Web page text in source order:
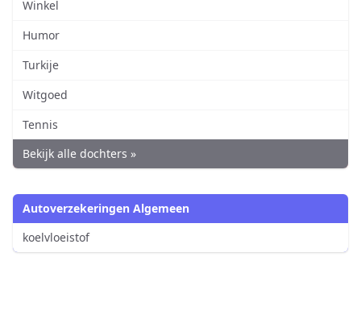
Winkel
Humor
Turkije
Witgoed
Tennis
Bekijk alle dochters »
Autoverzekeringen Algemeen
koelvloeistof